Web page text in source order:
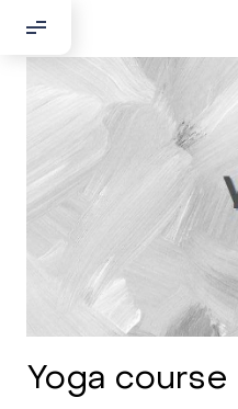
Yoga course